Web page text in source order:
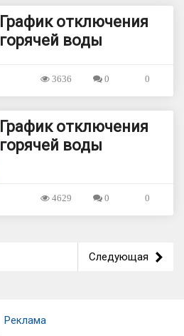
График отключения
горячей воды
0
0
3636
График отключения
горячей воды
0
0
4629
Следующая >
Реклама